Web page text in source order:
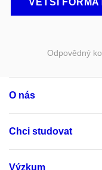
VĚTŠÍ
Odpovědný
O nás
Chci studovat
Výzkum